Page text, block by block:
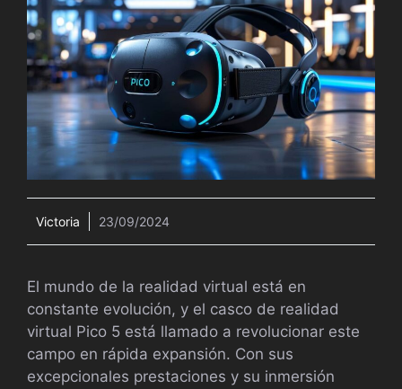
Victoria 23/09/2024
El mundo de la realidad virtual está en
constante evolución, y el casco de realidad
virtual Pico 5 está llamado a revolucionar este
campo en rápida expansión. Con sus
excepcionales prestaciones y su inmersión